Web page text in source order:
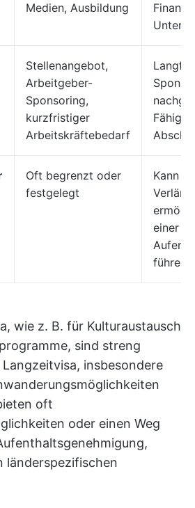
Medien, Ausbildung
Stellenangebot,
Arbeitgeber-
Sponsoring,
kurzfristiger
Arbeitskräftebedarf
Oft begrenzt oder
festgelegt
Kann
einer
führen.
wie z. B. für Kulturaustausch
sind streng
insbesondere
oft
oder einen Weg
länderspezifischen